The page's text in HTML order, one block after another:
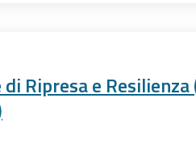
Ripresa e Resilienza